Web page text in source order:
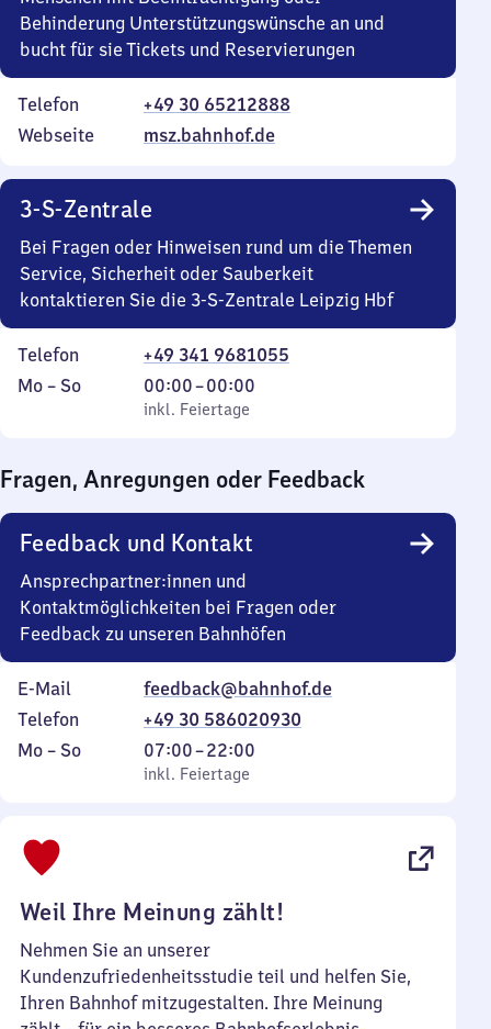
Behinderung Unterstützungswünsche an und
bucht für sie Tickets und Reservierungen
Telefon
+49 30 65212888
Webseite
msz.bahnhof.de
3-S-Zentrale
Bei Fragen oder Hinweisen rund um die Themen
Service, Sicherheit oder Sauberkeit
kontaktieren Sie die 3-S-Zentrale Leipzig Hbf
Telefon
+49 341 9681055
Montag
Mo – So,
inkl. Feiertage
00:00–00:00
Von
0
0
Uhr
inkl. Feiertage
Fragen, Anregungen oder Feedback
Feedback und Kontakt
Ansprechpartner:innen und
Kontaktmöglichkeiten bei Fragen oder
Feedback zu unseren Bahnhöfen
E-Mail
feedback@bahnhof.de
Telefon
+49 30 586020930
Montag
Mo – So,
inkl. Feiertage
07:00–22:00
Von
7
inkl. Feiertage
Weil Ihre Meinung zählt!
Nehmen Sie an unserer
Kundenzufriedenheitsstudie teil und helfen Sie,
Ihren Bahnhof mitzugestalten. Ihre Meinung